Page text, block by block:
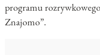
programu
Znajomo”.